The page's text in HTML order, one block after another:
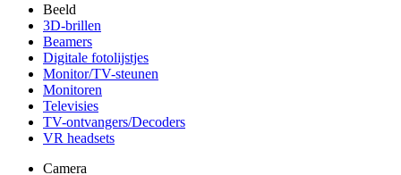
Beeld
3D-brillen
Beamers
Digitale fotolijstjes
Monitor/TV-steunen
Monitoren
Televisies
TV-ontvangers/Decoders
VR headsets
Camera